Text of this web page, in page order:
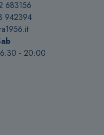
683156
942394
- 20:00